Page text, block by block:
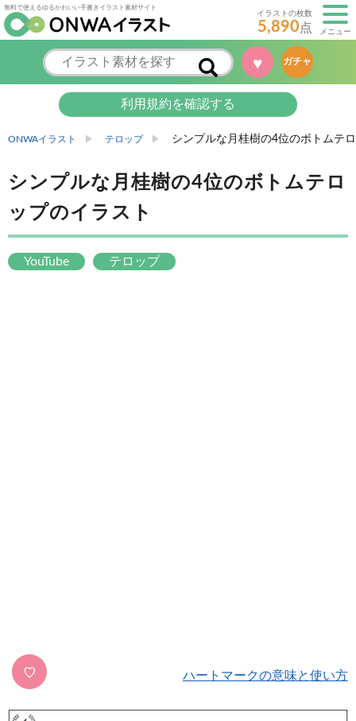
無料で使えるゆるかわいい手書きイラスト素材サイト
イラストの枚数
5,890点 メニュー
♥ ガチャ
利用規約を確認する
ONWAイラスト テロップ シンプルな月桂樹の4位のボトムテ
シンプルな月桂樹の4位のボトムテロ
ップのイラスト
YouTube テロップ
♡ ハートマークの意味と使い方